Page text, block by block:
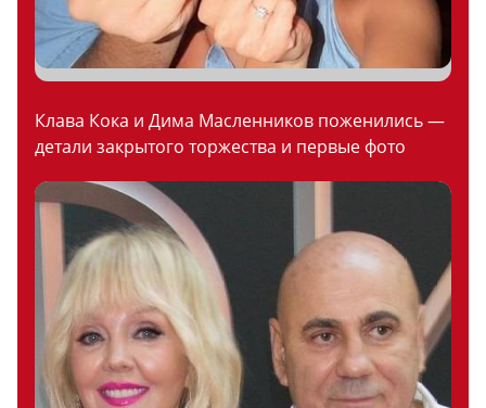
Клава Кока и Дима Масленников поженились —
детали закрытого торжества и первые фото